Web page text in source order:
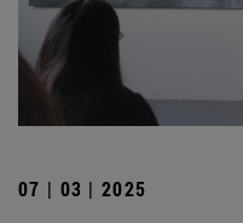
07 | 03 | 2025